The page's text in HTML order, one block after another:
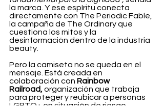
la marca. Y ese espíritu conecta
directamente con The Periodic Fable,
la campaña de The Ordinary que
cuestiona los mitos y la
desinformación dentro de la industria
beauty.
Pero la camiseta no se queda en el
mensaje. Está creada en
colaboración con Rainbow
Railroad, organización que trabaja
para proteger y reubicar a personas
LGBTQ+ en situación de riesgo